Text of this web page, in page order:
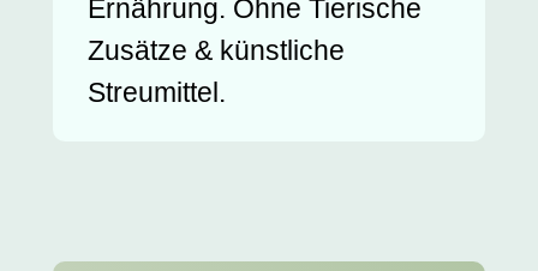
Ernährung. Ohne Tierische
Zusätze & künstliche
Streumittel.